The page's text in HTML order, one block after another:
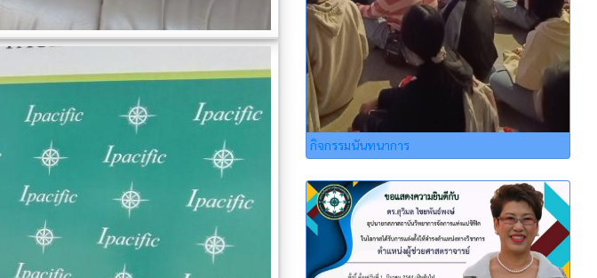
กิจกรรมนันทนาการ